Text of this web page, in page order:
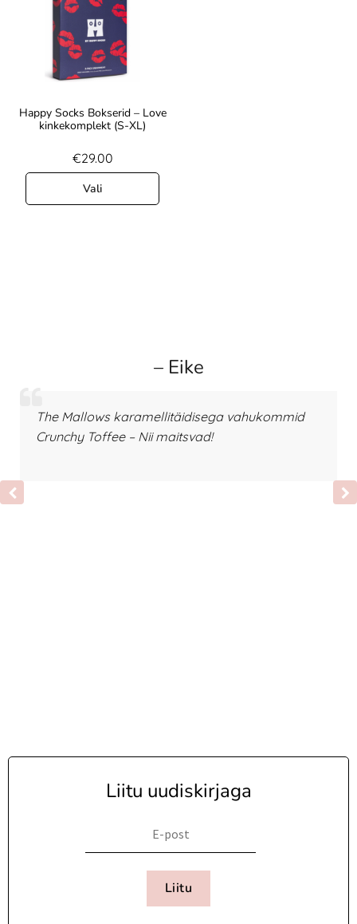
Happy Socks Bokserid – Love
kinkekomplekt (S-XL)
€29.00
Vali
– Eike
The Mallows karamellitäidisega vahukommid
Crunchy Toffee – Nii maitsvad!
Liitu uudiskirjaga
Liitu